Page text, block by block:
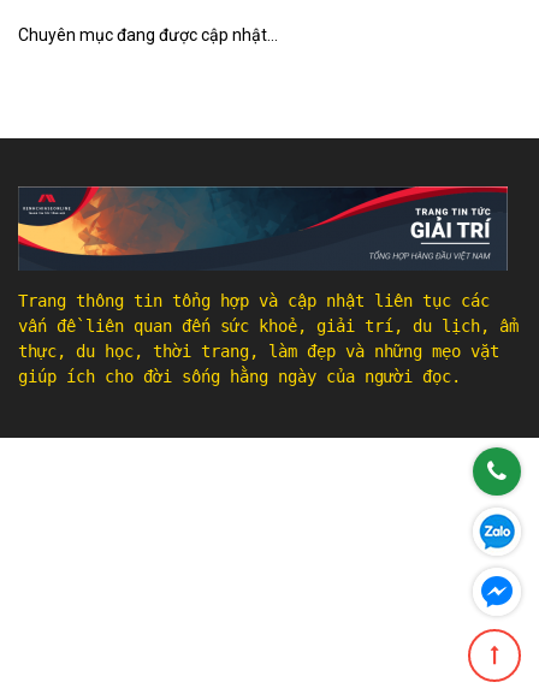
Chuyên mục đang được cập nhật...
Trang thông tin tổng hợp và cập nhật liên tục các
vấn đề liên quan đến sức khoẻ, giải trí, du lịch, ẩm
thực, du học, thời trang, làm đẹp và những mẹo vặt
giúp ích cho đời sống hằng ngày của người đọc.